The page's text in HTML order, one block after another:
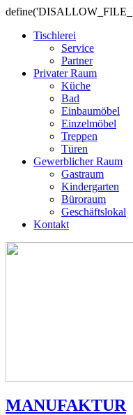
Tischlerei
Service
Partner
Privater Raum
Küche
Bad
Einbaumöbel
Einzelmöbel
Treppen
Türen
Gewerblicher Raum
Gastraum
Kindergarten
Büroraum
Geschäftslokal
Kontakt
MANUFAKTUR